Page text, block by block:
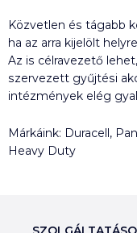
Közvetlen és tágabb
ha az arra kijelölt
Az is célravezető
szervezett gyűjtési
intézmények elég
Márkáink: Duracell,
Heavy Duty